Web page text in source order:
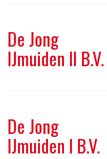
De Jong
IJmuiden II B.V.
De Jong
IJmuiden I B.V.